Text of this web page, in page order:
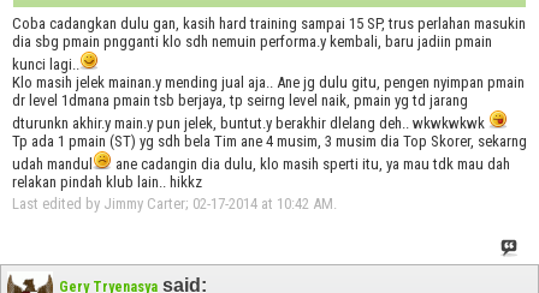
Coba cadangkan dulu gan, kasih hard training sampai 15 SP, trus perlahan masukin
dia sbg pmain pngganti klo sdh nemuin performa.y kembali, baru jadiin pmain
kunci lagi..
Klo masih jelek mainan.y mending jual aja.. Ane jg dulu gitu, pengen nyimpan pmain
dr level 1dmana pmain tsb berjaya, tp seirng level naik, pmain yg td jarang
dturunkn akhir.y main.y pun jelek, buntut.y berakhir dlelang deh.. wkwkwkwk
Tp ada 1 pmain (ST) yg sdh bela Tim ane 4 musim, 3 musim dia Top Skorer, sekarng
udah mandul
ane cadangin dia dulu, klo masih sperti itu, ya mau tdk mau dah
relakan pindah klub lain.. hikkz
Last edited by Jimmy Carter; 02-17-2014 at 10:42 AM.
Gery Tryenasya said: